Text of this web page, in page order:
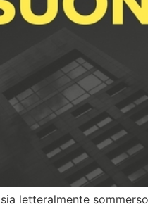
letteralmente